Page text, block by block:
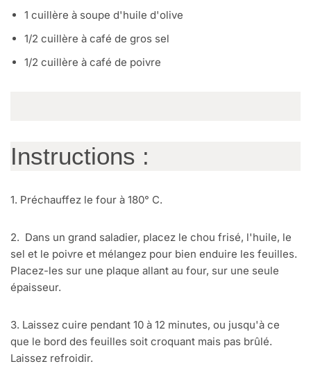
1 cuillère à soupe d'huile d'olive
1/2 cuillère à café de gros sel
1/2 cuillère à café de poivre
Instructions :
1. Préchauffez le four à 180° C.
2. Dans un grand saladier, placez le chou frisé, l'huile, le
sel et le poivre et mélangez pour bien enduire les feuilles.
Placez-les sur une plaque allant au four, sur une seule
épaisseur.
3. Laissez cuire pendant 10 à 12 minutes, ou jusqu'à ce
que le bord des feuilles soit croquant mais pas brûlé.
Laissez refroidir.